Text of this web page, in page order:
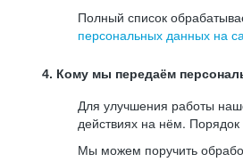
Полный список
персональных данных на
4. Кому мы передаём
Для улучшения работы
действиях на нём. Порядок
Мы можем поручить